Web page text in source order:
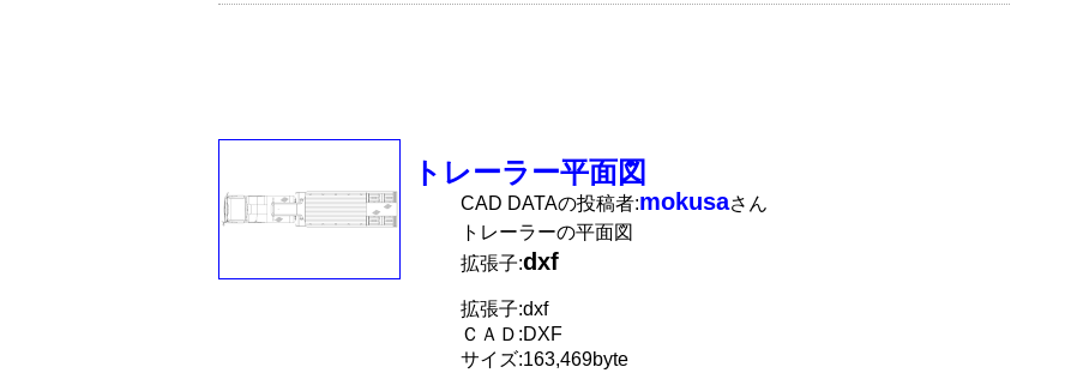
トレーラー平面図
CAD DATAの投稿者:mokusaさん
トレーラーの平面図
拡張子:dxf
拡張子:dxf
ＣＡＤ:DXF
サイズ:163,469byte